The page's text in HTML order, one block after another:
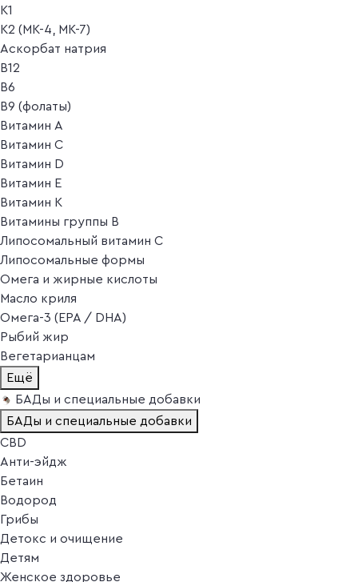
K1
K2 (MK-4, MK-7)
Аскорбат натрия
В12
В6
В9 (фолаты)
Витамин A
Витамин C
Витамин D
Витамин E
Витамин K
Витамины группы B
Липосомальный витамин C
Липосомальные формы
Омега и жирные кислоты
Масло криля
Омега-3 (EPA / DHA)
Рыбий жир
Вегетарианцам
Ещё
БАДы и специальные добавки
БАДы и специальные добавки
CBD
Анти-эйдж
Бетаин
Водород
Грибы
Детокс и очищение
Детям
Женское здоровье